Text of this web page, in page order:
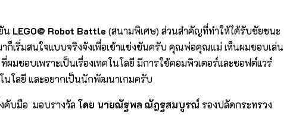
น LEGO@ Robot Battle (สนามพิเศษ) ส่วนสำคัญที่ทำให้ได้รับชัยชนะ
เริ่มสนใจแบบจริงจังเพื่อเข้าแข่งขันครับ คุณพ่อคุณแม่ เห็นผมชอบเล่น
มชอบเพราะเป็นเรื่องเทคโนโลยี มีการใช้คอมพิวเตอร์และซอฟต์แวร์
นโลยี และอยากเป็นนักพัฒนาเกมครับ
คับมือ มอบรางวัลโดย นายณัฐพล ณัฎฐสมบูรณ์ รองปลัดกระทรวง